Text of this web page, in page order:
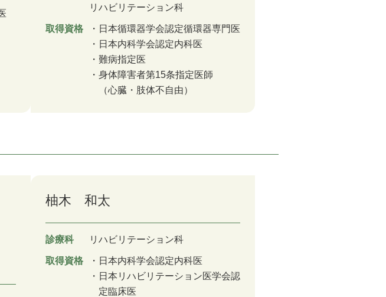
リハビリテーション科
取得資格
日本循環器学会認定循環器専門医
日本内科学会認定内科医
難病指定医
身体障害者第15条指定医師
（心臓・肢体不自由）
柚木 和太
診療科 リハビリテーション科
取得資格
日本内科学会認定内科医
日本リハビリテーション医学会認
定臨床医